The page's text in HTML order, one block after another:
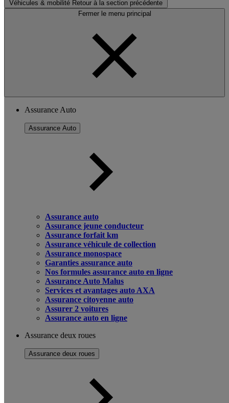
Véhicules & mobilité Retour à la section précédente
Fermer le menu principal
Assurance Auto
Assurance Auto
Assurance auto
Assurance jeune conducteur
Assurance forfait km
Assurance véhicule de collection
Assurance monospace
Garanties assurance auto
Nos formules assurance auto en ligne
Assurance Auto Malus
Services et avantages auto AXA
Assurance citoyenne auto
Assurer 2 voitures
Assurance auto en ligne
Assurance deux roues
Assurance deux roues